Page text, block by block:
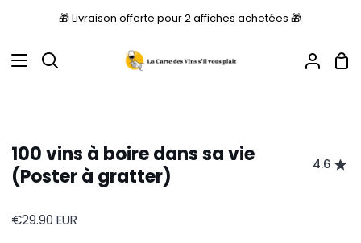
🎁Livraison offerte pour 2 affiches achetées🎁
Recherche
Mon
100 vins à boire dans sa vie
(Poster à gratter)
4.6
€29.90 EUR